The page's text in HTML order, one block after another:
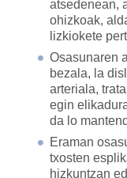
atsedenean,
ohizkoak,
lizkiokete
Osasunaren
bezala, la
arteriala,
egin
da lo
Eraman
txosten
hizkuntzan